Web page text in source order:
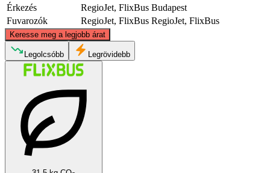
Érkezés
RegioJet, FlixBus Budapest
Fuvarozók
RegioJet, FlixBus RegioJet, FlixBus
Keresse meg a legjobb árat
Florence
©CARTO, ©OpenStreetMapcontributors
Legolcsóbb Legrövidebb